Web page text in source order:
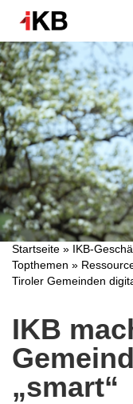
Startseite » IKB-
Topthemen »
Tiroler Gemeinden
IKB
„smart“